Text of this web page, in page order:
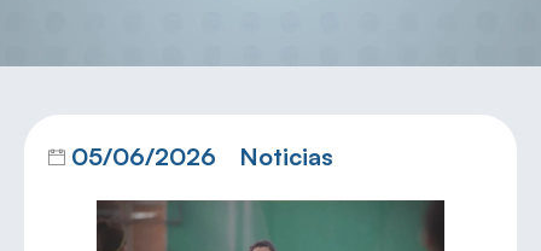
05/06/2026 Noticias